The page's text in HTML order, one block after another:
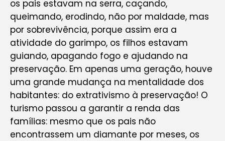
os pais estavam na serra, caçando,
queimando, erodindo, não por maldade, mas
por sobrevivência, porque assim era a
atividade do garimpo, os filhos estavam
guiando, apagando fogo e ajudando na
preservação. Em apenas uma geração, houve
uma grande mudança na mentalidade dos
habitantes: do extrativismo à preservação! O
turismo passou a garantir a renda das
famílias: mesmo que os pais não
encontrassem um diamante por meses, os